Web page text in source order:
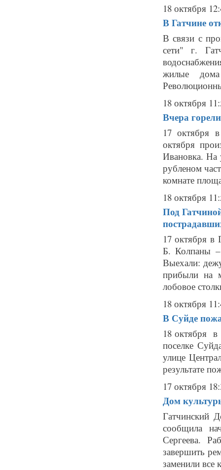
18 октября
В Гатчине
В связи с
сети" г.
жилые
18 октября
Вчера
17 октября
октября
Ивановка. На
рубленом
комнате
18 октября
Под
17 октября в
Б. Колпаны
Выехали:
прибыли на
лобовое
18 октября
В Суйде
18 октября в
поселке
улице
результате
17 октября
Дом
Гатчинский
сообщила
Сергеева.
завершить
заменили все